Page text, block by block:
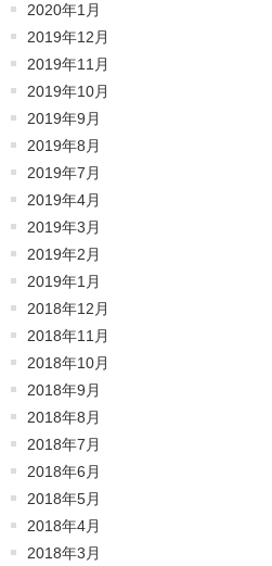
2020年1月
2019年12月
2019年11月
2019年10月
2019年9月
2019年8月
2019年7月
2019年4月
2019年3月
2019年2月
2019年1月
2018年12月
2018年11月
2018年10月
2018年9月
2018年8月
2018年7月
2018年6月
2018年5月
2018年4月
2018年3月